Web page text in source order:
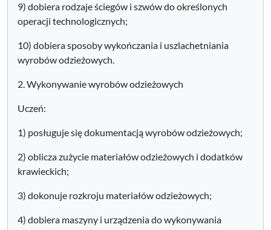
9) dobiera rodzaje ściegów i szwów do określonych
operacji technologicznych;
10) dobiera sposoby wykończania i uszlachetniania
wyrobów odzieżowych.
2. Wykonywanie wyrobów odzieżowych
Uczeń:
1) posługuje się dokumentacją wyrobów odzieżowych;
2) oblicza zużycie materiałów odzieżowych i dodatków
krawieckich;
3) dokonuje rozkroju materiałów odzieżowych;
4) dobiera maszyny i urządzenia do wykonywania